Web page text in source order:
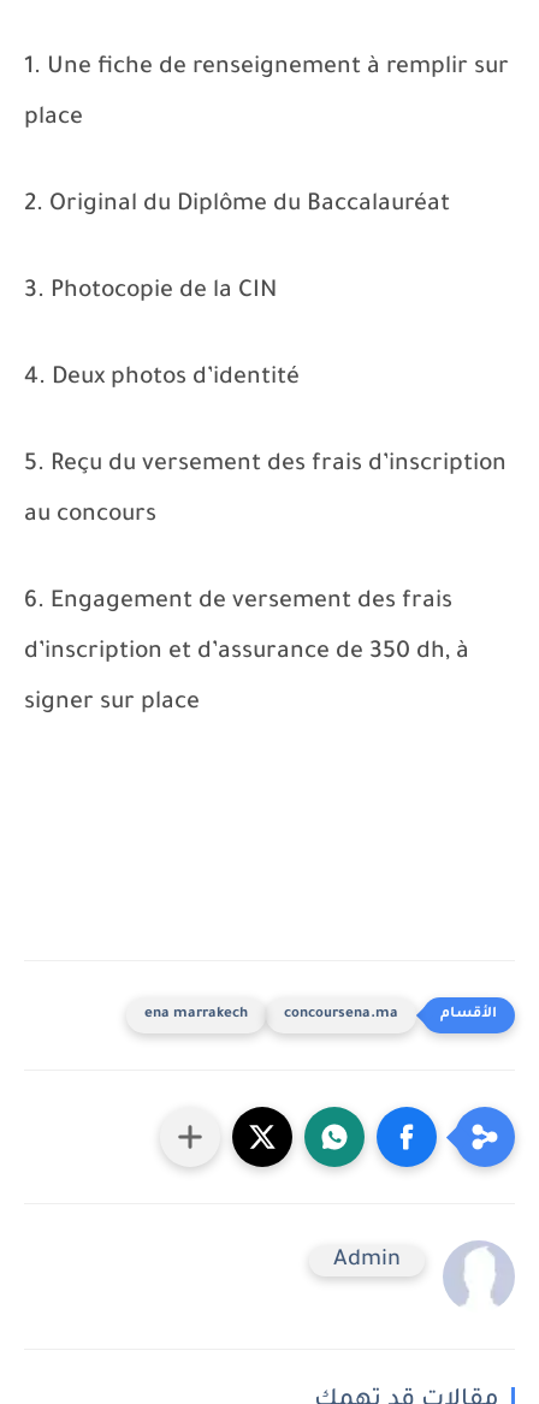
1. Une fiche de renseignement à remplir sur
place
2. Original du Diplôme du Baccalauréat
3. Photocopie de la CIN
4. Deux photos d’identité
5. Reçu du versement des frais d’inscription
au concours
6. Engagement de versement des frais
d’inscription et d’assurance de 350 dh, à
signer sur place
concoursena.ma
ena marrakech
Admin